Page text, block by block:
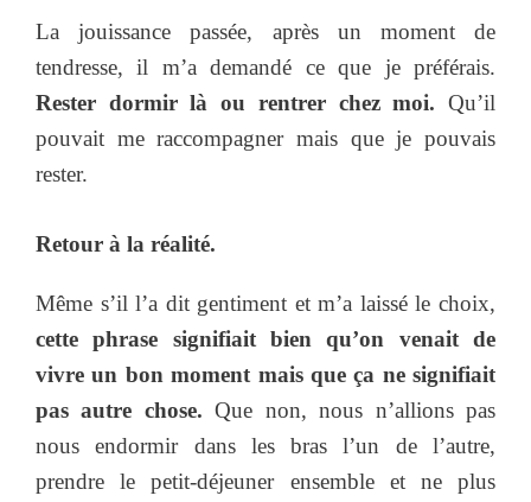
La jouissance passée, après un moment de
tendresse, il m’a demandé ce que je préférais.
Rester dormir là ou rentrer chez moi. Qu’il
pouvait me raccompagner mais que je pouvais
rester.
Retour à la réalité.
Même s’il l’a dit gentiment et m’a laissé le choix,
cette phrase signifiait bien qu’on venait de
vivre un bon moment mais que ça ne signifiait
pas autre chose. Que non, nous n’allions pas
nous endormir dans les bras l’un de l’autre,
prendre le petit-déjeuner ensemble et ne plus